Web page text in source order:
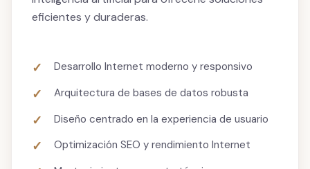
eficientes y duraderas.
Desarrollo Internet moderno y responsivo
Arquitectura de bases de datos robusta
Diseño centrado en la experiencia de usuario
Optimización SEO y rendimiento Internet